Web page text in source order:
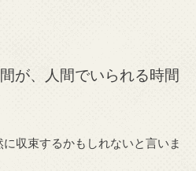
が、人間でいられる時間
収束するかもしれないと言いま